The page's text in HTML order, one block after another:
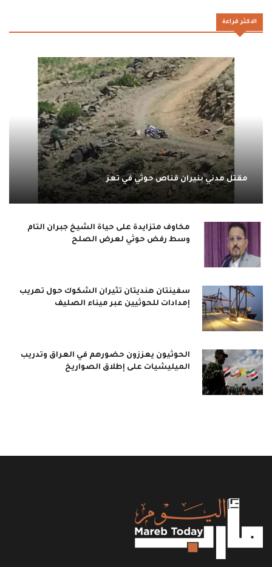
الاكثر قراءة
مقتل مدني بنيران قناص حوثي في تعز
مخاوف متزايدة على حياة الشيخ جبران التام
وسط رفض حوثي لعرض الصلح
سفينتان هنديتان تثيران الشكوك حول تهريب
إمدادات للحوثيين عبر ميناء الصليف
الحوثيون يعززون حضورهم في العراق وتدريب
الميليشيات على إطلاق الصواريخ